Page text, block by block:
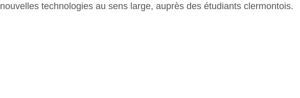
nouvelles technologies au sens large, auprès des étudiants clermontois.